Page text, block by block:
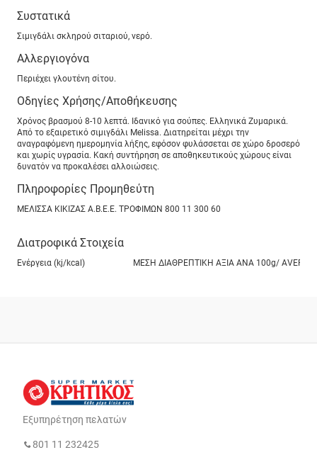
Συστατικά
Σιμιγδάλι σκληρού σιταριού, νερό.
Αλλεργιογόνα
Περιέχει γλουτένη σίτου.
Οδηγίες Χρήσης/Αποθήκευσης
Χρόνος βρασμού 8-10 λεπτά. Ιδανικό για σούπες. Ελληνικά Ζυμαρικά.
Από το εξαιρετικό σιμιγδάλι Melissa. Διατηρείται μέχρι την
αναγραφόμενη ημερομηνία λήξης, εφόσον φυλάσσεται σε χώρο δροσερό
και χωρίς υγρασία. Κακή συντήρηση σε αποθηκευτικούς χώρους είναι
δυνατόν να προκαλέσει αλλοιώσεις.
Πληροφορίες Προμηθεύτη
ΜΕΛΙΣΣΑ ΚΙΚΙΖΑΣ Α.Β.Ε.Ε. ΤΡΟΦΙΜΩΝ 800 11 300 60
Διατροφικά Στοιχεία
Ενέργεια (kj/kcal) ΜΕΣΗ ΔΙΑΘΡΕΠΤΙΚΗ ΑΞΙΑ ANA 100g/
Εξυπηρέτηση πελατών
801 11 232425